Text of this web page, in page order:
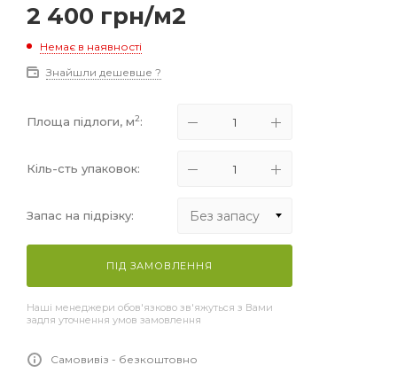
2 400 грн/м2
Немає в наявності
Знайшли дешевше ?
Площа підлоги, м2:
Кіль-сть упаковок:
Запас на підрізку: Без запасу
Без запасу
+10%
ПІД ЗАМОВЛЕННЯ
Наші менеджери обов'язково зв'яжуться з Вами
задля уточнення умов замовлення
Самовивіз - безкоштовно